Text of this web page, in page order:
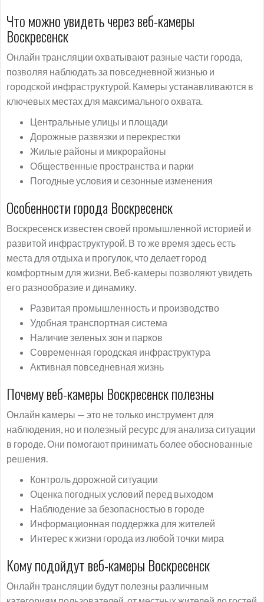
Что можно увидеть через веб-камеры
Воскресенск
Онлайн трансляции охватывают разные части города,
позволяя наблюдать за повседневной жизнью и
городской инфраструктурой. Камеры устанавливаются в
ключевых местах для максимального охвата.
Центральные улицы и площади
Дорожные развязки и перекрестки
Жилые районы и микрорайоны
Общественные пространства и парки
Погодные условия и сезонные изменения
Особенности города Воскресенск
Воскресенск известен своей промышленной историей и
развитой инфраструктурой. В то же время здесь есть
места для отдыха и прогулок, что делает город
комфортным для жизни. Веб-камеры позволяют увидеть
его разнообразие и динамику.
Развитая промышленность и производство
Удобная транспортная система
Наличие зеленых зон и парков
Современная городская инфраструктура
Активная повседневная жизнь
Почему веб-камеры Воскресенск полезны
Онлайн камеры — это не только инструмент для
наблюдения, но и полезный ресурс для анализа ситуации
в городе. Они помогают принимать более обоснованные
решения.
Контроль дорожной ситуации
Оценка погодных условий перед выходом
Наблюдение за безопасностью в городе
Информационная поддержка для жителей
Интерес к жизни города из любой точки мира
Кому подойдут веб-камеры Воскресенск
Онлайн трансляции будут полезны различным